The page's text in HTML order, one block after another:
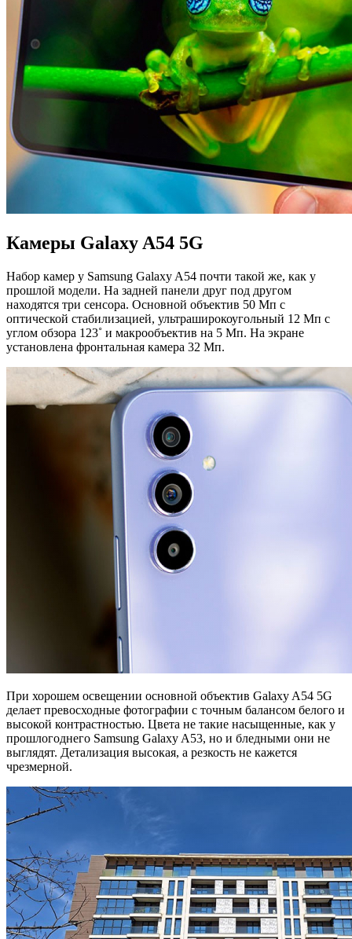
Камеры Galaxy A54 5G
Набор камер у Samsung Galaxy A54 почти такой же, как у
прошлой модели. На задней панели друг под другом
находятся три сенсора. Основной объектив 50 Мп с
оптической стабилизацией, ультраширокоугольный 12 Мп с
углом обзора 123˚ и макрообъектив на 5 Мп. На экране
установлена фронтальная камера 32 Мп.
При хорошем освещении основной объектив Galaxy A54 5G
делает превосходные фотографии с точным балансом белого и
высокой контрастностью. Цвета не такие насыщенные, как у
прошлогоднего Samsung Galaxy A53, но и бледными они не
выглядят. Детализация высокая, а резкость не кажется
чрезмерной.